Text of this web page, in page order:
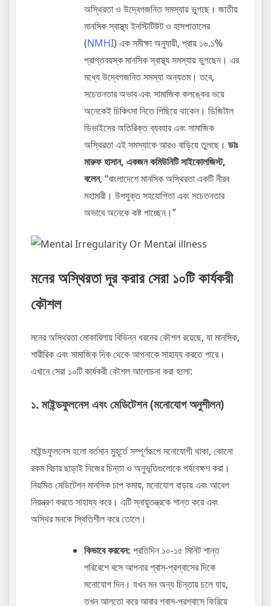
অস্থিরতা ও উদ্বেগজনিত সমস্যায় ভুগছে। জাতীয়
মানসিক স্বাস্থ্য ইনস্টিটিউট ও হাসপাতালের
(NMHI) এক সমীক্ষা অনুযায়ী, প্রায় ১৬.১%
প্রাপ্তবয়স্ক মানসিক স্বাস্থ্য সমস্যায় ভুগছেন। এর
মধ্যে উদ্বেগজনিত সমস্যা অন্যতম। তবে,
সচেতনতার অভাব এবং সামাজিক কলঙ্কের ভয়ে
অনেকেই চিকিৎসা নিতে পিছিয়ে থাকেন। ডিজিটাল
ডিভাইসের অতিরিক্ত ব্যবহার এবং সামাজিক
অস্থিরতা এই সমস্যাকে আরও বাড়িয়ে তুলছে। ডাঃ
মারুফ হাসান, একজন কমিউনিটি সাইকোলজিস্ট,
বলেন, “বাংলাদেশে মানসিক অস্থিরতা একটি নীরব
মহামারী। উপযুক্ত সহযোগিতা এবং সচেতনতার
অভাবে অনেকে কষ্ট পাচ্ছেন।”
মনের অস্থিরতা দূর করার সেরা ১০টি কার্যকরী
কৌশল
মনের অস্থিরতা মোকাবিলায় বিভিন্ন ধরনের কৌশল রয়েছে, যা মানসিক,
শারীরিক এবং সামাজিক দিক থেকে আপনাকে সাহায্য করতে পারে।
এখানে সেরা ১০টি কার্যকরী কৌশল আলোচনা করা হলো:
১. মাইন্ডফুলনেস এবং মেডিটেশন (মনোযোগ অনুশীলন)
মাইন্ডফুলনেস হলো বর্তমান মুহূর্তে সম্পূর্ণরূপে মনোযোগী থাকা, কোনো
রকম বিচার ছাড়াই নিজের চিন্তা ও অনুভূতিগুলোকে পর্যবেক্ষণ করা।
নিয়মিত মেডিটেশন মানসিক চাপ কমায়, মনোযোগ বাড়ায় এবং আবেগ
নিয়ন্ত্রণ করতে সাহায্য করে। এটি স্নায়ুতন্ত্রকে শান্ত করে এবং
অস্থির মনকে স্থিতিশীল করে তোলে।
কিভাবে করবেন: প্রতিদিন ১০-১৫ মিনিট শান্ত
পরিবেশে বসে আপনার শ্বাস-প্রশ্বাসের দিকে
মনোযোগ দিন। যখন মন অন্য চিন্তায় চলে যায়,
তখন আলতো করে আবার শ্বাস-প্রশ্বাসে ফিরিয়ে